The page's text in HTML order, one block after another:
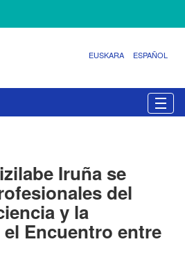
EUSKARA ESPAÑOL
Iruña se
del
y la
Encuentro entre